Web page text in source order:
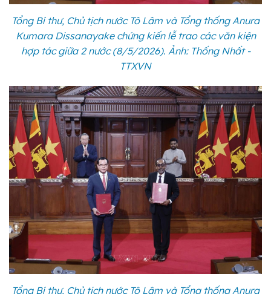
Tổng Bí thư, Chủ tịch nước Tô Lâm và Tổng thống Anura
Kumara Dissanayake chứng kiến lễ trao các văn kiện
hợp tác giữa 2 nước (8/5/2026). Ảnh: Thống Nhất -
TTXVN
Tổng Bí thư, Chủ tịch nước Tô Lâm và Tổng thống Anura